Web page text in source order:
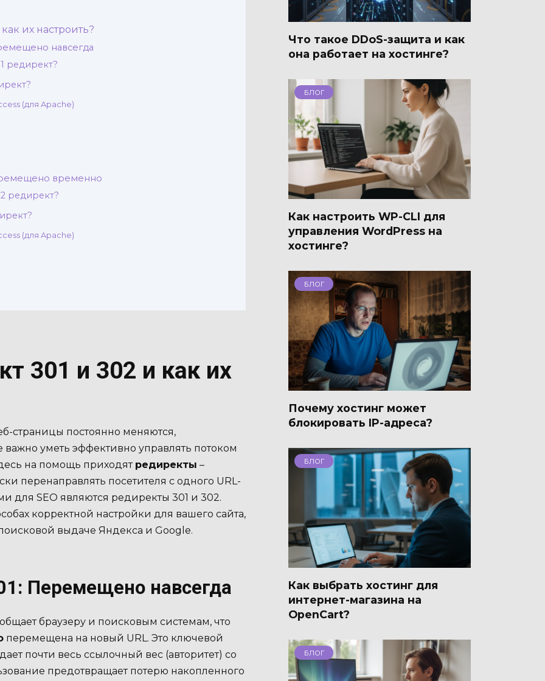
их настроить?
навсегда
редирект?
(для Apache)
временно
редирект?
(для Apache)
301 и 302 и как их
страницы постоянно меняются,
уметь эффективно управлять потоком
на помощь приходят редиректы –
перенаправлять посетителя с одного URL-
для SEO являются редиректы 301 и 302.
корректной настройки для вашего сайта,
выдаче Яндекса и Google.
Перемещено навсегда
браузеру и поисковым системам, что
перемещена на новый URL. Это ключевой
почти весь ссылочный вес (авторитет) со
предотвращает потерю накопленного
Что такое DDoS-защита и как
она работает на хостинге?
БЛОГ
Как настроить WP-CLI для
управления WordPress на
хостинге?
БЛОГ
Почему хостинг может
блокировать IP-адреса?
БЛОГ
Как выбрать хостинг для
интернет-магазина на
OpenCart?
БЛОГ